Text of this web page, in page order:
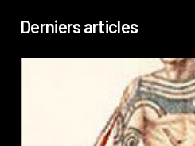
Derniers articles